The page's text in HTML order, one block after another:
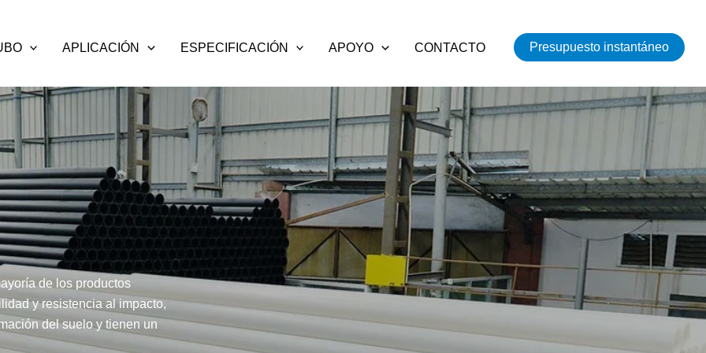
APLICACIÓN ESPECIFICACIÓN APOYO CONTACTO Presupuesto instantáneo
de los productos
y resistencia al impacto,
del suelo y tienen un